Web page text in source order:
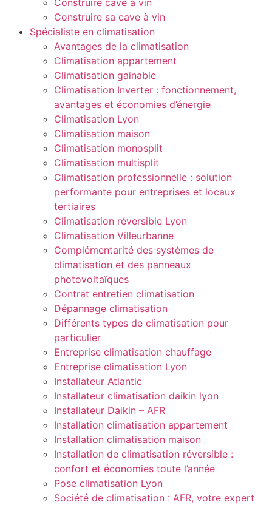
Construire sa cave à vin
Spécialiste en climatisation
Avantages de la climatisation
Climatisation appartement
Climatisation gainable
Climatisation Inverter : fonctionnement,
avantages et économies d’énergie
Climatisation Lyon
Climatisation maison
Climatisation monosplit
Climatisation multisplit
Climatisation professionnelle : solution
performante pour entreprises et locaux
tertiaires
Climatisation réversible Lyon
Climatisation Villeurbanne
Complémentarité des systèmes de
climatisation et des panneaux
photovoltaïques
Contrat entretien climatisation
Dépannage climatisation
Différents types de climatisation pour
particulier
Entreprise climatisation chauffage
Entreprise climatisation Lyon
Installateur Atlantic
Installateur climatisation daikin lyon
Installateur Daikin – AFR
Installation climatisation appartement
Installation climatisation maison
Installation de climatisation réversible :
confort et économies toute l’année
Pose climatisation Lyon
Société de climatisation : AFR, votre expert